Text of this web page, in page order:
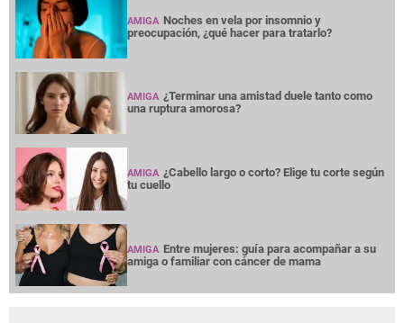
AMIGA Noches en vela por insomnio y
preocupación, ¿qué hacer para tratarlo?
AMIGA ¿Terminar una amistad duele tanto como
una ruptura amorosa?
AMIGA ¿Cabello largo o corto? Elige tu corte según
tu cuello
AMIGA Entre mujeres: guía para acompañar a su
amiga o familiar con cáncer de mama